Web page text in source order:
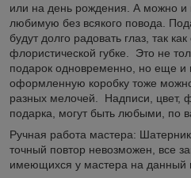
или на день рождения. А можно и
любимую без всякого повода.
будут долго радовать глаз, так
флористической губке. Это не
подарок одновременно, но еще и
оформленную коробку тоже
разных мелочей. Надписи, цвет,
подарка, могут быть любыми, по
Ручная работа мастера:
точный повтор невозможен, все
имеющихся у мастера на данный